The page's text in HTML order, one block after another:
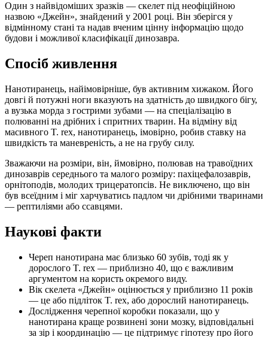
Один з найвідоміших зразків — скелет під неофіційною
назвою «Джейн», знайдений у 2001 році. Він зберігся у
відмінному стані та надав вченим цінну інформацію щодо
будови і можливої класифікації динозавра.
Спосіб живлення
Нанотиранець, найімовірніше, був активним хижаком. Його
довгі й потужні ноги вказують на здатність до швидкого бігу,
а вузька морда з гострими зубами — на спеціалізацію в
полюванні на дрібних і спритних тварин. На відміну від
масивного T. rex, нанотиранець, імовірно, робив ставку на
швидкість та маневреність, а не на грубу силу.
Зважаючи на розміри, він, ймовірно, полював на травоїдних
динозаврів середнього та малого розміру: пахіцефалозаврів,
орнітоподів, молодих трицератопсів. Не виключено, що він
був всеїдним і міг харчуватись падлом чи дрібними тваринами
— рептиліями або ссавцями.
Наукові факти
Череп нанотирана має близько 60 зубів, тоді як у
дорослого T. rex — приблизно 40, що є важливим
аргументом на користь окремого виду.
Вік скелета «Джейн» оцінюється у приблизно 11 років
— це або підліток T. rex, або дорослий нанотиранець.
Дослідження черепної коробки показали, що у
нанотирана краще розвинені зони мозку, відповідальні
за зір і координацію — це підтримує гіпотезу про його